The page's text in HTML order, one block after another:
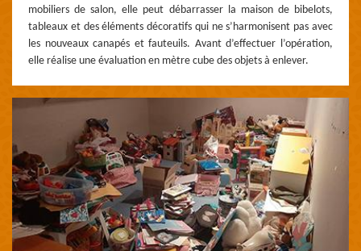
mobiliers de salon, elle peut débarrasser la maison de bibelots,
tableaux et des éléments décoratifs qui ne s’harmonisent pas avec
les nouveaux canapés et fauteuils. Avant d’effectuer l’opération,
elle réalise une évaluation en mètre cube des objets à enlever.